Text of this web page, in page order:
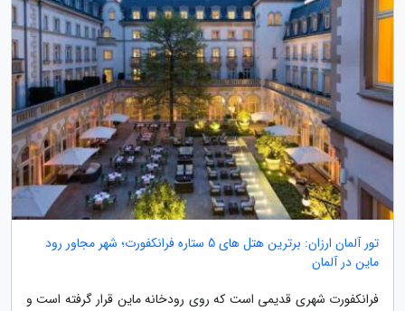
تور آلمان ارزان: برترین هتل های 5 ستاره فرانکفورت؛ شهر مجاور رود
ماین در آلمان
فرانکفورت شهری قدیمی است که روی رودخانه ماین قرار گرفته است و